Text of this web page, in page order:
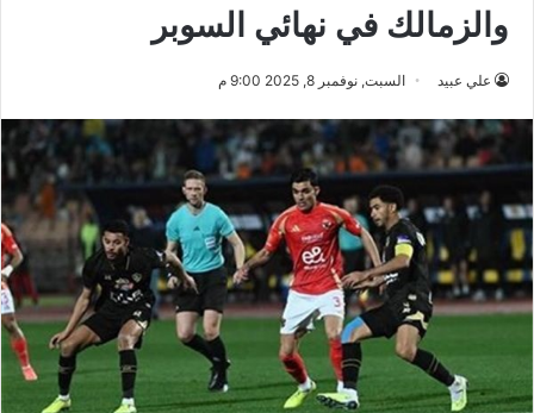
والزمالك في نهائي السوبر
علي عبيد السبت, نوفمبر 8, 2025 9:00 م